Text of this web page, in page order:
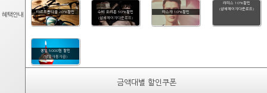
혜택안내 타르트옵티컬 20%할인
수비 오리온 50%할인
(상세페이지다운로드)
마스카 10%할인
라피스 10%할인
(상세페이지다운로드)
생일 5000원 할인
(당일자동지급)
금액대별 할인쿠폰